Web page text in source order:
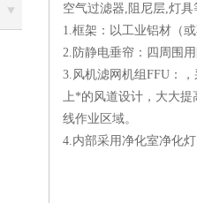
空气过滤器,阻尼层,灯
1.框架：以工业铝材（
2.防静电垂帘：四周围
3.风机滤网机组FFU：
上*的风道设计，大大提
线作业区域。
4.内部采用净化室净化